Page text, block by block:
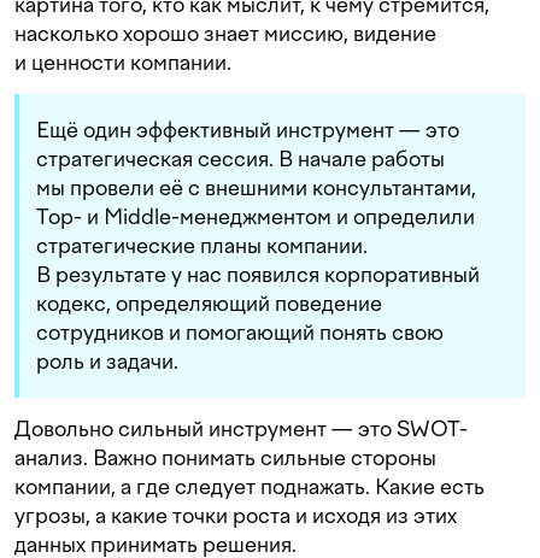
насколько хорошо знает миссию, видение
и ценности компании.
Ещё один эффективный инструмент — это
стратегическая сессия. В начале работы
мы провели её с внешними консультантами,
Top- и Middle-менеджментом и определили
стратегические планы компании.
В результате у нас появился корпоративный
кодекс, определяющий поведение
сотрудников и помогающий понять свою
роль и задачи.
Довольно сильный инструмент — это SWOT-
анализ. Важно понимать сильные стороны
компании, а где следует поднажать. Какие есть
угрозы, а какие точки роста и исходя из этих
данных принимать решения.